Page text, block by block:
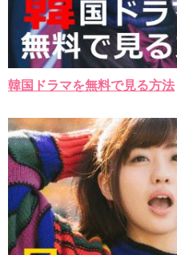
韓国ドラマを無料で見る方法